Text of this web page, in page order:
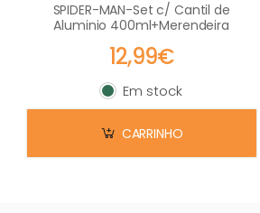
SPIDER-MAN-Set c/ Cantil de
Aluminio 400ml+Merendeira
12,99€
Em stock
Em stock
CARRINHO